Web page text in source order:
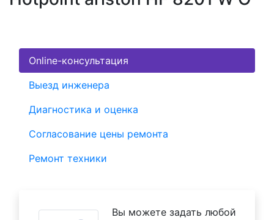
Online-консультация
Выезд инженера
Диагностика и оценка
Согласование цены ремонта
Ремонт техники
Вы можете задать любой